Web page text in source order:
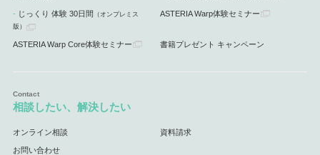
じっくり 体験 30日間 （オンプレミス
版）
ASTERIA Warp体験セミナー
ASTERIA Warp Core体験セミナー 書籍プレゼント キャンペーン
相談したい、解決したい
オンライン相談 資料請求
お問い合わせ